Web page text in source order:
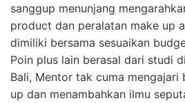
sanggup menunjang
product dan peralatan make up
dimiliki bersama sesuaikan
Poin plus lain berasal dari studi
Bali, Mentor tak cuma mengajari
up dan menambahkan ilmu